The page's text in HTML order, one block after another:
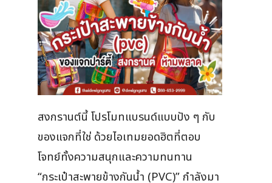
สงกรานต์นี้ โปรโมทแบรนด์แบบปัง ๆ กับ
ของแจกที่ใช่ ด้วยไอเทมยอดฮิตที่ตอบ
โจทย์ทั้งความสนุกและความทนทาน
“กระเป๋าสะพายข้างกันน้ำ (PVC)” กำลังมา